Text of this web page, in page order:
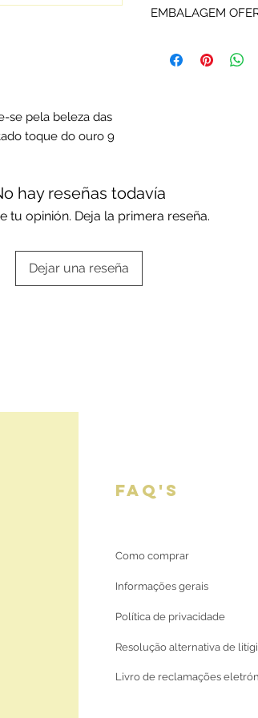
se pela beleza das
toque do ouro 9
Rota do Ouro são
EMBALAGEM
ou da marca.
hay reseñas todavía
tu opinión. Deja la primera reseña.
Dejar una reseña
FAQ'S
Como comprar
Informações gerais
Política de privacidade
Resolução alternativa de
Livro de reclamações